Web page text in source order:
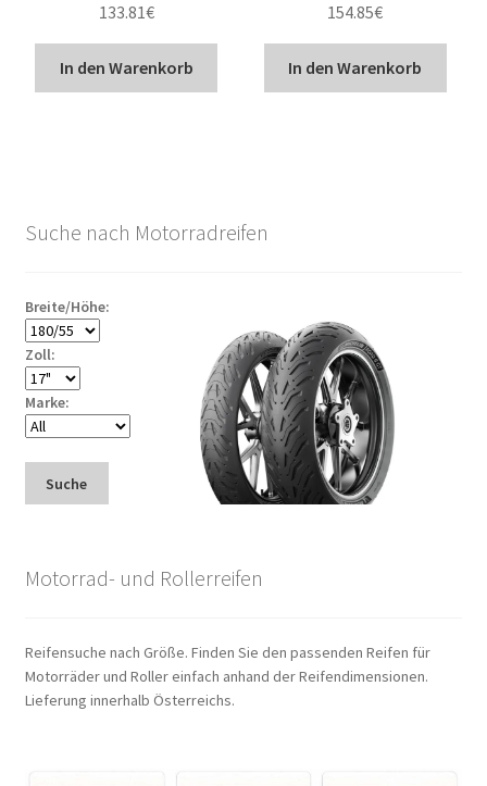
133.81€
In den Warenkorb
154.85€
In den Warenkorb
Suche nach Motorradreifen
Breite/Höhe:
Zoll:
Marke:
Suche
Motorrad- und Rollerreifen
Reifensuche nach Größe. Finden Sie den passenden Reifen für
Motorräder und Roller einfach anhand der Reifendimensionen.
Lieferung innerhalb Österreichs.